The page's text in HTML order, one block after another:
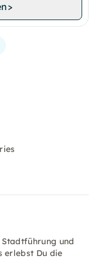
>
und
erlebst Du die